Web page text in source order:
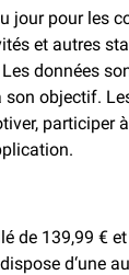
pour les
et autres
données
objectif.
participer
de 139,99 €
d‘une